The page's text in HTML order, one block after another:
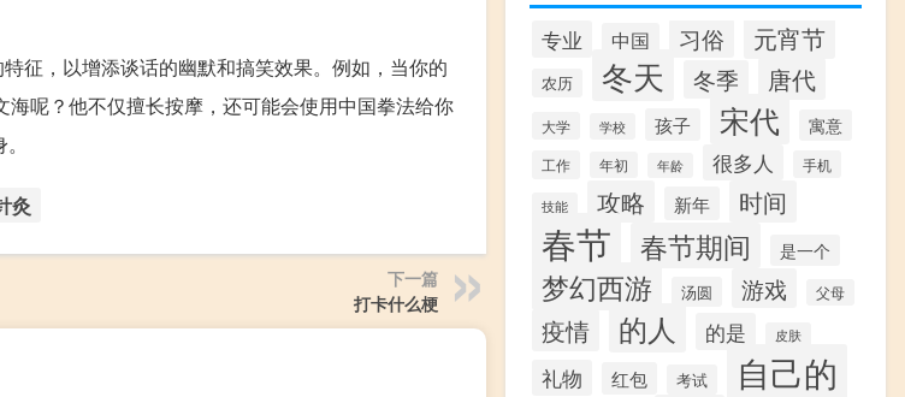
征，以增添谈话的幽默和搞笑效果。例如，当你的
呢？他不仅擅长按摩，还可能会使用中国拳法给你
灸
下一篇
打卡什么梗
专业 中国 习俗 元宵节
农历 冬天 冬季 唐代
大学 学校 孩子 宋代 寓意
工作 年初 年龄 很多人 手机
技能 攻略 新年 时间
春节 春节期间 是一个
梦幻西游 汤圆 游戏 父母
疫情 的人 的是 皮肤
礼物 红包 考试 自己的